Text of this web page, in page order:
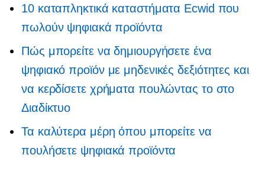
10 καταπληκτικά καταστήματα Ecwid που
πωλούν ψηφιακά προϊόντα
Πώς μπορείτε να δημιουργήσετε ένα
ψηφιακό προϊόν με μηδενικές δεξιότητες και
να κερδίσετε χρήματα πουλώντας το στο
Διαδίκτυο
Τα καλύτερα μέρη όπου μπορείτε να
πουλήσετε ψηφιακά προϊόντα